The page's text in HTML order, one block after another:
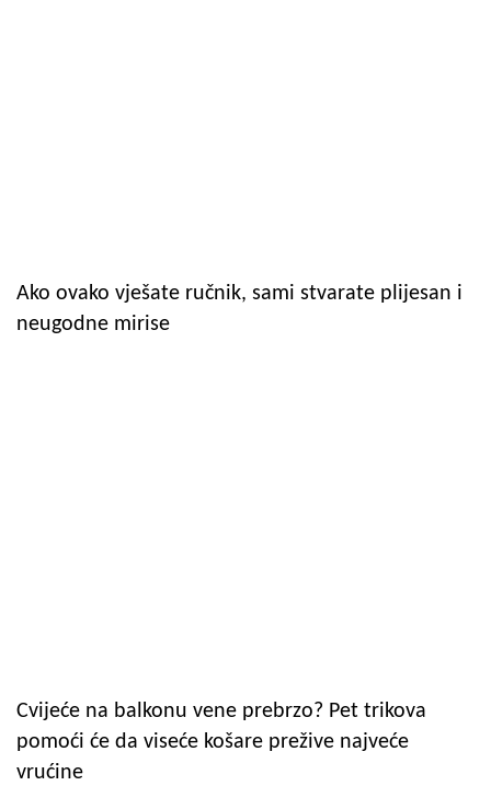
Ako ovako vješate ručnik, sami stvarate plijesan i
neugodne mirise
Cvijeće na balkonu vene prebrzo? Pet trikova
pomoći će da viseće košare prežive najveće
vrućine